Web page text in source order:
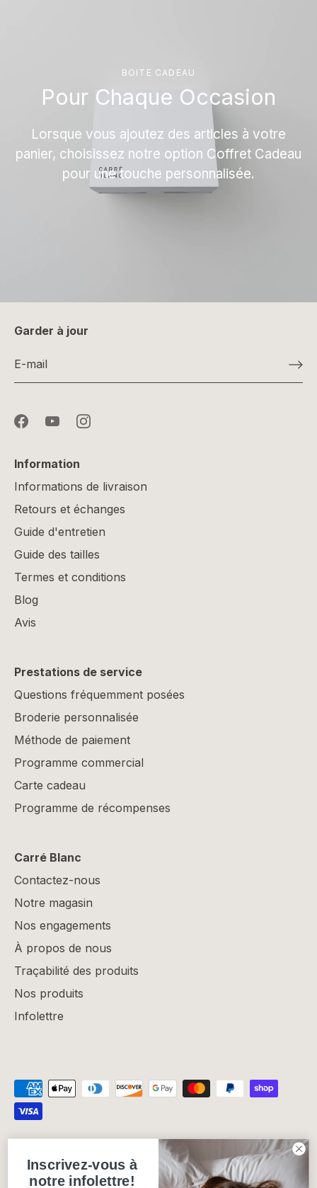
BOITE CADEAU
Pour Chaque Occasion
Lorsque vous ajoutez des articles à votre
panier, choisissez notre option Coffret Cadeau
pour une touche personnalisée.
Garder à jour
Information
Informations de livraison
Retours et échanges
Guide d'entretien
Guide des tailles
Termes et conditions
Blog
Avis
Prestations de service
Questions fréquemment posées
Broderie personnalisée
Méthode de paiement
Programme commercial
Carte cadeau
Programme de récompenses
Carré Blanc
Contactez-nous
Notre magasin
Nos engagements
À propos de nous
Traçabilité des produits
Nos produits
Infolettre
Politique de remboursement
Politique d'expédition
Conditions d'utilisation
Inscrivez-vous à
notre infolettre!